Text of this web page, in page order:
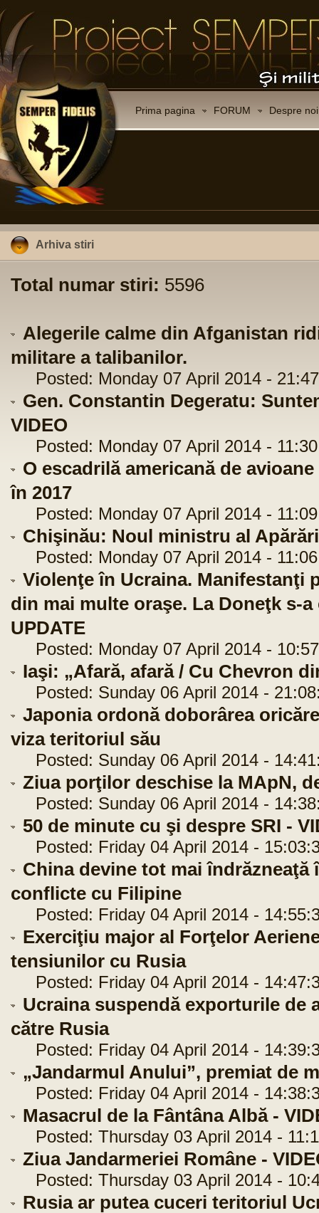
Prima pagina FORUM Despre noi
Arhiva stiri
Total numar stiri: 5596
Alegerile calme din Afganistan
militare a talibanilor.
Posted: Monday 07 April 2014 -
Gen. Constantin Degeratu:
VIDEO
Posted: Monday 07 April 2014 -
O escadrilă americană de
în 2017
Posted: Monday 07 April 2014 -
Chişinău: Noul ministru al
Posted: Monday 07 April 2014 -
Violenţe în Ucraina. Manifestanţi
din mai multe oraşe. La Doneţk s-
UPDATE
Posted: Monday 07 April 2014 -
Iaşi: „Afară, afară / Cu Chevron
Posted: Sunday 06 April 2014 -
Japonia ordonă doborârea
viza teritoriul său
Posted: Sunday 06 April 2014 -
Ziua porţilor deschise la MApN,
Posted: Sunday 06 April 2014 -
50 de minute cu şi despre SRI -
Posted: Friday 04 April 2014 -
China devine tot mai îndrăzneaţă
conflicte cu Filipine
Posted: Friday 04 April 2014 -
Exerciţiu major al Forţelor
tensiunilor cu Rusia
Posted: Friday 04 April 2014 -
Ucraina suspendă exporturile de
către Rusia
Posted: Friday 04 April 2014 -
„Jandarmul Anului”, premiat de
Posted: Friday 04 April 2014 -
Masacrul de la Fântâna Albă -
Posted: Thursday 03 April 2014 -
Ziua Jandarmeriei Române -
Posted: Thursday 03 April 2014 -
Rusia ar putea cuceri teritoriul